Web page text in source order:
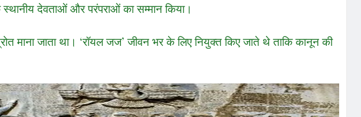
स्थानीय देवताओं और परंपराओं का सम्मान किया।
माना जाता था। ‘रॉयल जज’ जीवन भर के लिए नियुक्त किए जाते थे ताकि कानून की